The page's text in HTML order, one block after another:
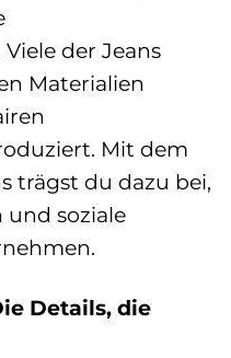
der Jeans
Materialien
Mit dem
trägst du dazu bei,
und soziale
Details, die